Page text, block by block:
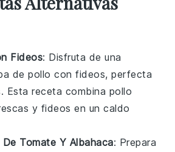
Fideos: Disfruta de una
de pollo confideos, perfecta
Esta receta combina pollo
y fideos en un caldo
Tomate Y Albahaca: Prepara